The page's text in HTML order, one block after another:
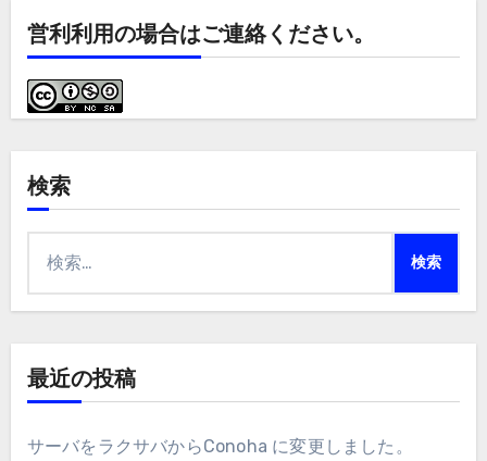
営利利用の場合はご連絡ください。
検索
最近の投稿
サーバをラクサバからConoha に変更しました。